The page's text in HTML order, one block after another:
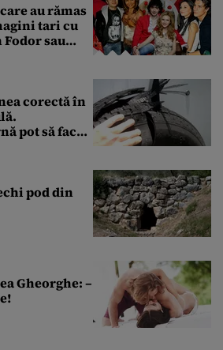
au rămas
tari cu
Fodor sau
corectă în
pot să facă
pod din
Gheorghe: –